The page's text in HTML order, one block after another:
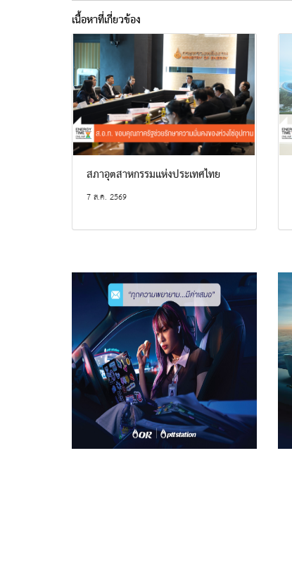
เนื้อหาที่เกี่ยวข้อง
สภาอุตสาหกรรมแห่งประเทศไทย
7 ส.ค. 2569